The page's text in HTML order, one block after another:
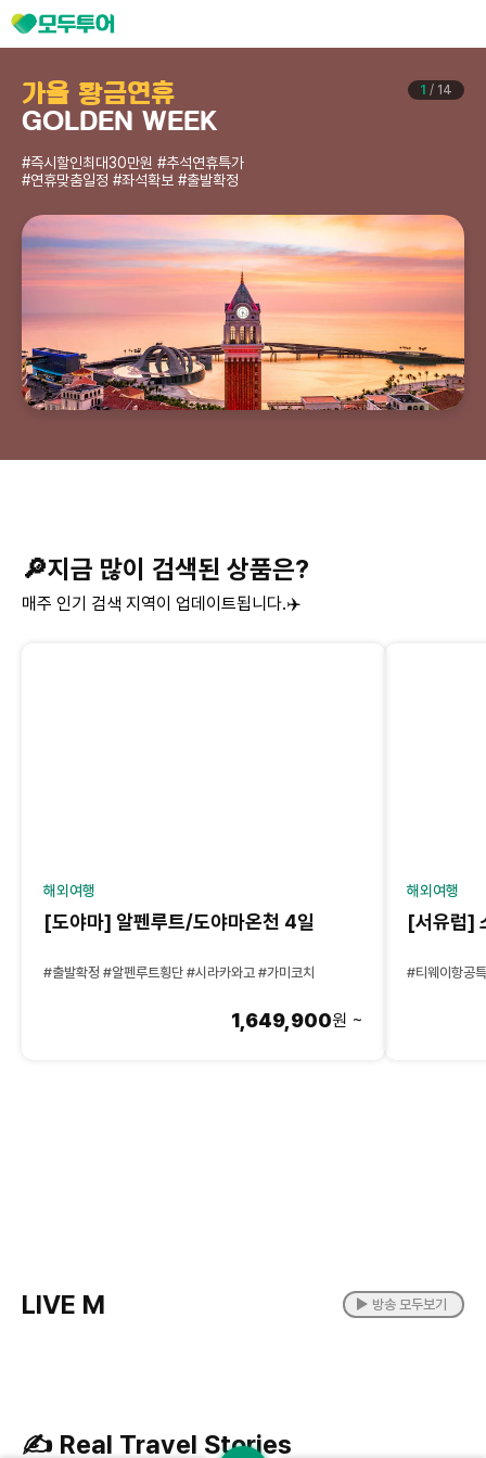
가을 황금연휴
GOLDEN WEEK
#즉시할인최대30만원 #추석연휴특가
#연휴맞춤일정 #좌석확보 #출발확정
1 / 14
🔎지금 많이 검색된 상품은?
매주 인기 검색 지역이 업데이트됩니다.✈️
해외여행
[도야마] 알펜루트/도야마온천 4일
#출발확정 #알펜루트횡단 #시라카와고 #가미코치
1,649,900원 ~
해외여행
[서유럽]
#티웨이항공
LIVE M 방송 모두보기
✍️ Real Travel Stories